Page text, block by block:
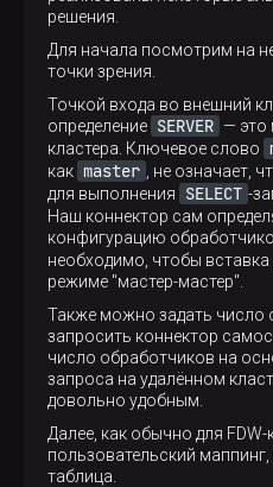
решения.
Для начала посмотрим на
точки зрения.
Точкой входа во внешний
определение SERVER — это
кластера. Ключевое слово
как master
, не означает,
для выполнения
SELECT -
Наш коннектор сам
конфигурацию
необходимо, чтобы
режиме "мастер-мастер".
Также можно задать число
запросить коннектор
число обработчиков на
запроса на удалённом
довольно удобным.
Далее, как обычно для
пользовательский
таблица.